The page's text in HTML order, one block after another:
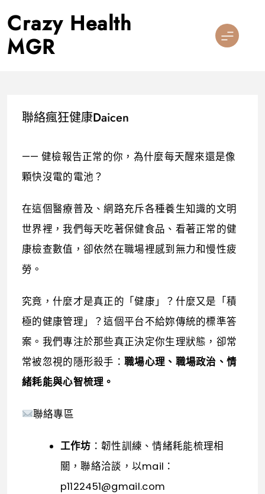
to
content
Crazy Health
MGR
聯絡瘋狂健康Daicen
—— 健檢報告正常的你，為什麼每天醒來還是像
顆快沒電的電池？
在這個醫療普及、網路充斥各種養生知識的文明
世界裡，我們每天吃著保健食品、看著正常的健
康檢查數值，卻依然在職場裡感到無力和慢性疲
勞。
究竟，什麼才是真正的「健康」？什麼又是「積
極的健康管理」？這個平台不給妳傳統的標準答
案。我們專注於那些真正決定你生理狀態，卻常
常被忽視的隱形殺手：職場心理、職場政治、情
緒耗能與心智梳理。
聯絡專區
工作坊 ：韌性訓練、情緒耗能梳理相
關，聯絡洽談，以mail：
p1122451@gmail.com